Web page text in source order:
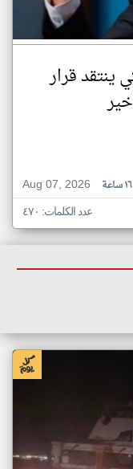
ينتقد قرار
Aug 07, 2026
عدد الكلمات: ٤٧٠